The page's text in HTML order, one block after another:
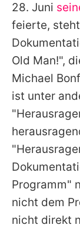
28. Juni
feierte,
Old Man!",
Michael
ist unter
Programm"
nicht dem
nicht direkt